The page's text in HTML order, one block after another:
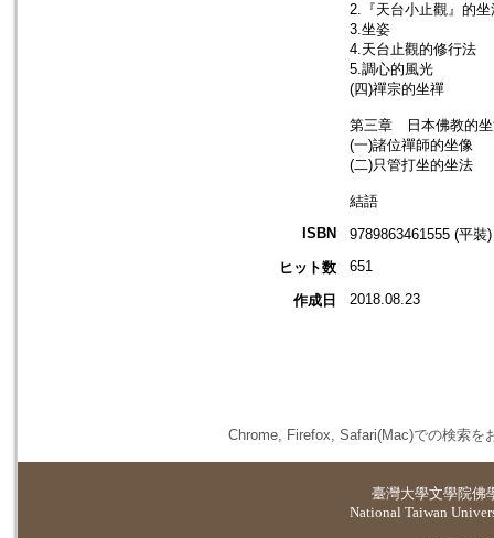
2.『天台小止觀』的坐
3.坐姿
4.天台止觀的修行法
5.調心的風光
(四)禪宗的坐禪
第三章 日本佛教的
(一)諸位禪師的坐像
(二)只管打坐的坐法
結語
ISBN
9789863461555 (平裝)
ヒット数
651
作成日 2018.08.23
Chrome, Firefox, Safari(Mac)での検索を
臺灣大學文學院佛
National Taiwan